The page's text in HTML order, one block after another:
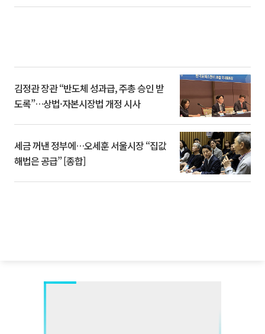
김정관 장관 “반도체 성과급, 주총 승인 받
도록”…상법·자본시장법 개정 시사
세금 꺼낸 정부에…오세훈 서울시장 “집값
해법은 공급” [종합]